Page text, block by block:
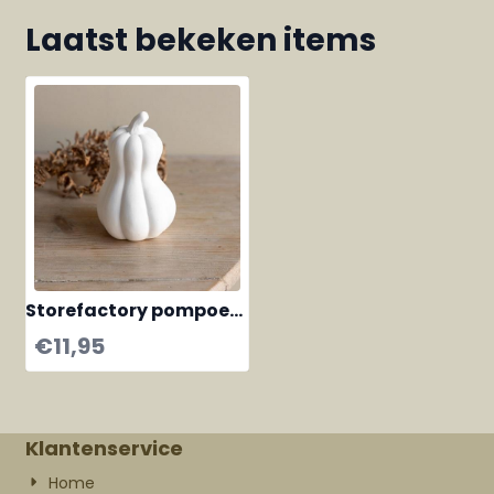
Laatst bekeken items
Storefactory pompoen
Hovsvik
€11,95
Klantenservice
Home